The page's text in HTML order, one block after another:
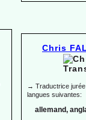
Chris
→ Traductrice
langues suivantes:
allemand,